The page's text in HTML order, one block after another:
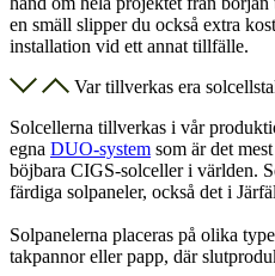
en smäll slipper du också extra
installation vid ett annat tillfälle.
Var tillverkas era
Solcellerna tillverkas i vår
egna DUO-system som är det
böjbara CIGS-solceller i världen.
färdiga solpaneler, också det i
Solpanelerna placeras på olika
takpannor eller papp, där